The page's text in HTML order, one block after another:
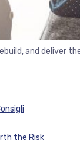
and deliver
the Risk